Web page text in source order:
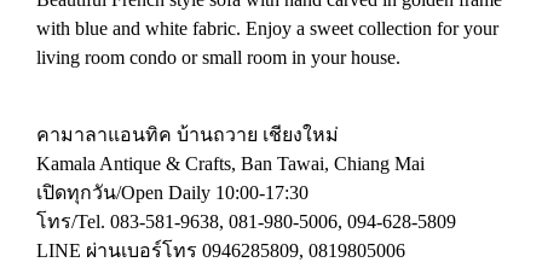
with blue and white fabric. Enjoy a sweet collection for your
living room condo or small room in your house.
คามาลาแอนทิค บ้านถวาย เชียงใหม่
Kamala Antique & Crafts, Ban Tawai, Chiang Mai
เปิดทุกวัน/Open Daily 10:00-17:30
โทร/Tel. 083-581-9638, 081-980-5006, 094-628-5809
LINE ผ่านเบอร์โทร 0946285809, 0819805006